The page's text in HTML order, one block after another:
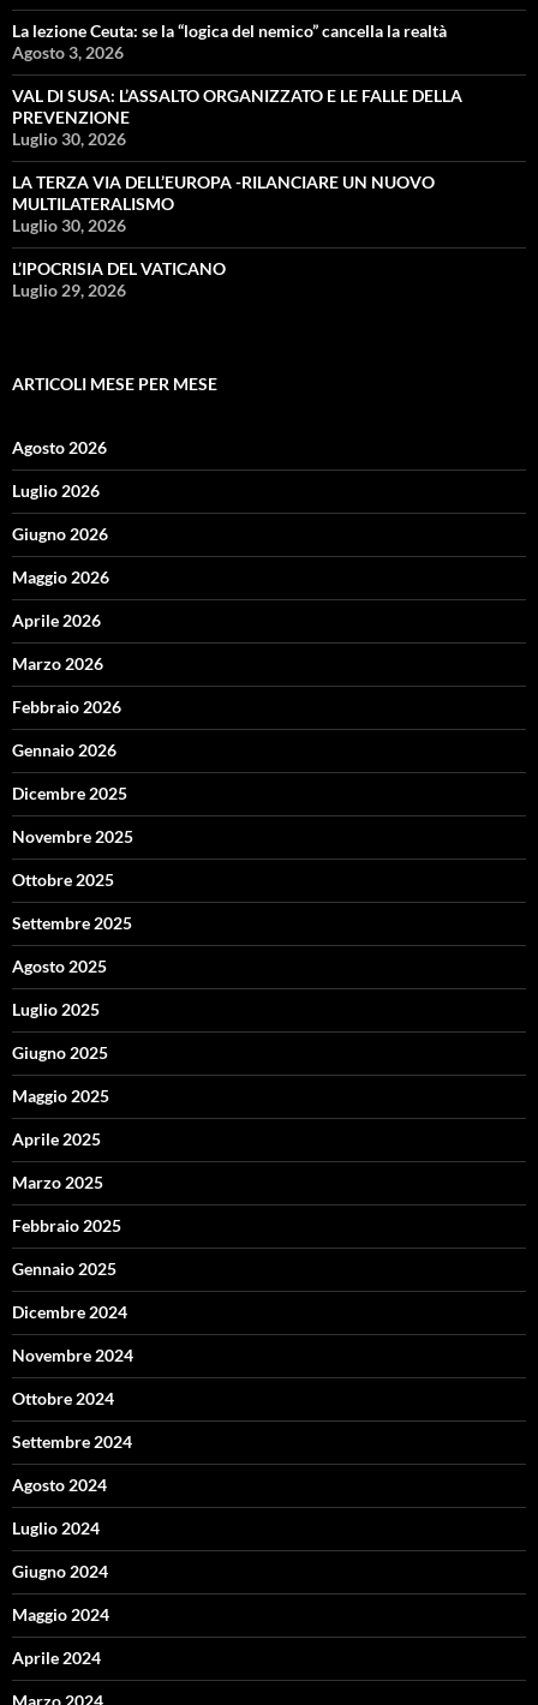
La lezione Ceuta: se la “logica del nemico” cancella la realtà
Agosto 3, 2026
VAL DI SUSA: L’ASSALTO ORGANIZZATO E LE FALLE DELLA
PREVENZIONE
Luglio 30, 2026
LA TERZA VIA DELL’EUROPA -RILANCIARE UN NUOVO
MULTILATERALISMO
Luglio 30, 2026
L’IPOCRISIA DEL VATICANO
Luglio 29, 2026
ARTICOLI MESE PER MESE
Agosto 2026
Luglio 2026
Giugno 2026
Maggio 2026
Aprile 2026
Marzo 2026
Febbraio 2026
Gennaio 2026
Dicembre 2025
Novembre 2025
Ottobre 2025
Settembre 2025
Agosto 2025
Luglio 2025
Giugno 2025
Maggio 2025
Aprile 2025
Marzo 2025
Febbraio 2025
Gennaio 2025
Dicembre 2024
Novembre 2024
Ottobre 2024
Settembre 2024
Agosto 2024
Luglio 2024
Giugno 2024
Maggio 2024
Aprile 2024